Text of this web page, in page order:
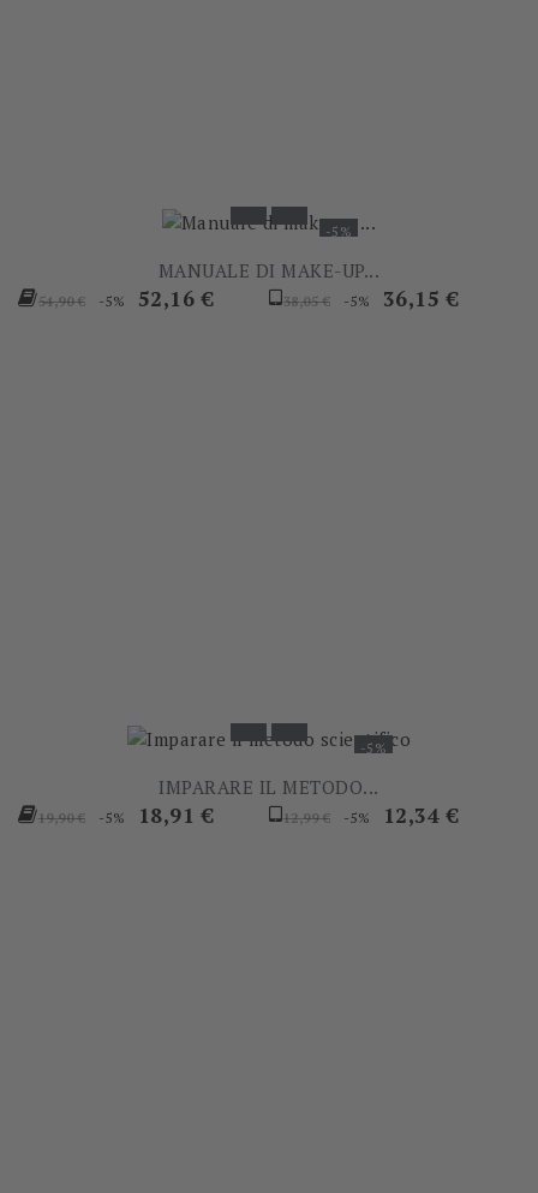
-5%
MANUALE DI MAKE-UP...
Prezzo
54,90 € -5% Prezzo
52,16 €
Prezzo
38,05 € -5% Prezzo
36,15 €
-5%
IMPARARE IL METODO...
Prezzo
19,90 € -5% Prezzo
18,91 €
Prezzo
12,99 € -5% Prezzo
12,34 €